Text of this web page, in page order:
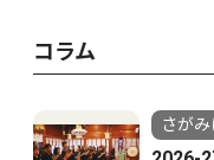
4
コラム
さが